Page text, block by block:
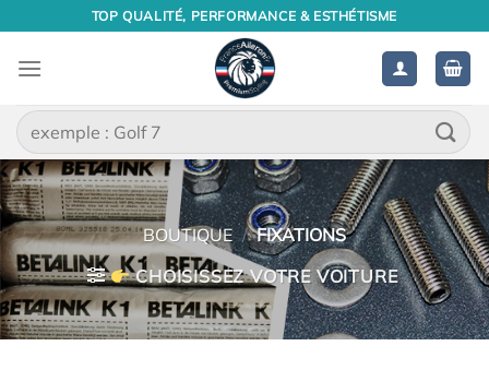
contenu
TOP QUALITÉ, PERFORMANCE & ESTHÉTISME
Recherche
pour :
BOUTIQUE / FIXATIONS
CHOISISSEZ VOTRE VOITURE